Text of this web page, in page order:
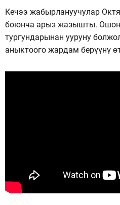
Кечээ жабырлануучулар
боюнча арыз жазышты.
тургундарынан ууруну
аныктоого жардам берүүнү